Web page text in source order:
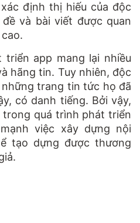
định thị hiếu của độc
và bài viết được quan
app mang lại nhiều
hãng tin. Tuy nhiên, độc
trang tin tức họ đã
có danh tiếng. Bởi vậy,
quá trình phát triển
việc xây dựng nội
tạo dựng được thương